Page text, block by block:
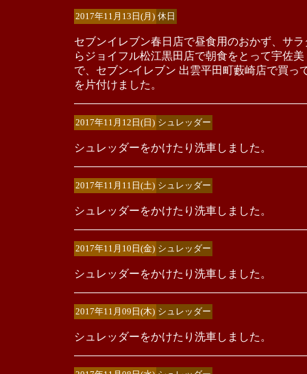
2017年11月13日(月) 休日
セブンイレブン春日店で昼食用のおかず、サ
らジョイフル松江黒田店で朝食をとって宇佐
で、セブン-イレブン 出雲平田町藪崎店で買
を片付けました。
2017年11月12日(日) シュレッダー
シュレッダーをかけたり洗車しました。
2017年11月11日(土) シュレッダー
シュレッダーをかけたり洗車しました。
2017年11月10日(金) シュレッダー
シュレッダーをかけたり洗車しました。
2017年11月09日(木) シュレッダー
シュレッダーをかけたり洗車しました。